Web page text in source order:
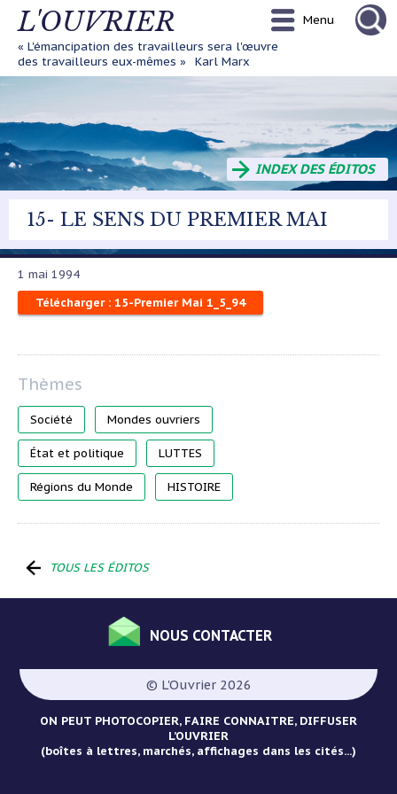
Aller
principal
L'OUVRIER
« L'émancipation des travailleurs sera l'œuvre
des travailleurs eux-mêmes »
Karl Marx
Menu
INDEX DES ÉDITOS
15- LE SENS DU PREMIER MAI
1 mai 1994
Télécharger : 15-Premier Mai 1_5_94
Société Mondes ouvriers
État et politique LUTTES
Régions du Monde HISTOIRE
TOUS LES ÉDITOS
Pied
de
page
NOUS CONTACTER
© L'Ouvrier 2026
ON PEUT PHOTOCOPIER, FAIRE CONNAITRE, DIFFUSER
L’OUVRIER
(boîtes à lettres, marchés, affichages dans les cités...)